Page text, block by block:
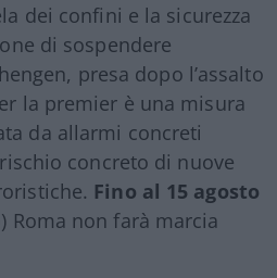
dei confini e la sicurezza
di sospendere
presa dopo l’assalto
la premier è una misura
da allarmi concreti
concreto di nuove
Fino al 15 agosto
Roma non farà marcia